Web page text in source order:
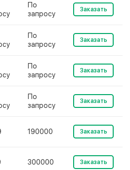
По
запросу
Заказать
По
запросу
Заказать
По
запросу
Заказать
По
запросу
Заказать
190000 Заказать
300000 Заказать